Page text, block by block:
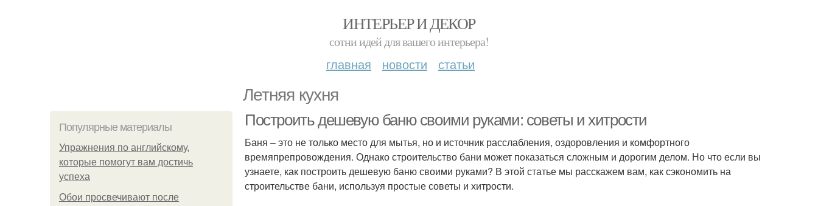
ИНТЕРЬЕР И ДЕКОР
сотни идей для вашего интерьера!
главная новости статьи
Летняя кухня
Популярные материалы
Упражнения по английскому,
которые помогут вам достичь
успеха
Обои просвечивают после
Построить дешевую баню своими руками: советы и хитрости
Баня – это не только место для мытья, но и источник расслабления, оздоровления и комфортного
времяпрепровождения. Однако строительство бани может показаться сложным и дорогим делом. Но что если вы
узнаете, как построить дешевую баню своими руками? В этой статье мы расскажем вам, как сэкономить на
строительстве бани, используя простые советы и хитрости.